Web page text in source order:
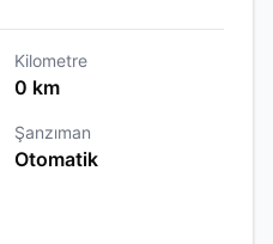
Kilometre
0 km
Şanzıman
Otomatik